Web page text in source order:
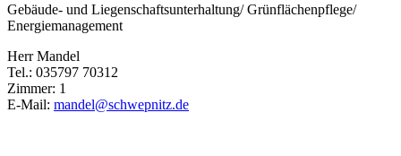
Gebäude- und Liegenschaftsunterhaltung/ Grünflächenpflege/
Energiemanagement
Herr Mandel
Tel.: 035797 70312
Zimmer: 1
E-Mail: mandel@schwepnitz.de